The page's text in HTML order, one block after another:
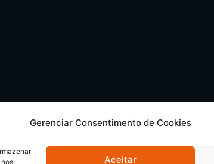
Gerenciar Consentimento de Cookies
Aceitar